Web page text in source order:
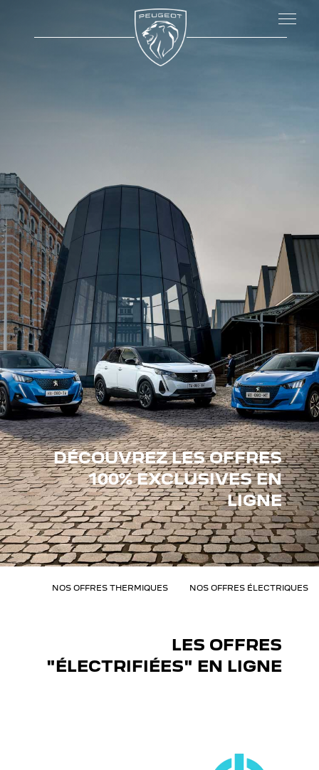
DÉCOUVREZ LES OFFRES
100% EXCLUSIVES EN
LIGNE
OFFRES
NOS OFFRES ÉLECTRIQUES
NOS OFFRES THERMIQUES
LES OFFRES
"ÉLECTRIFIÉES" EN LIGNE